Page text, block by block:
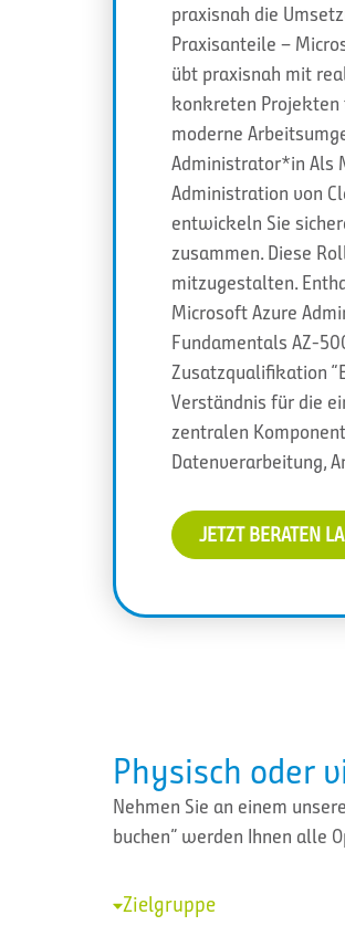
praxisnah die
Praxisanteile –
übt praxisnah mit
konkreten Projekten
moderne
Administrator*in Als
Administration von
entwickeln Sie
zusammen. Diese
mitzugestalten.
Microsoft Azure
Fundamentals AZ-
Zusatzqualifikation
Verständnis für die
zentralen
Datenverarbeitung,
JETZT BERATEN
Physisch oder
Nehmen Sie an einem
buchen” werden Ihnen alle
Zielgruppe